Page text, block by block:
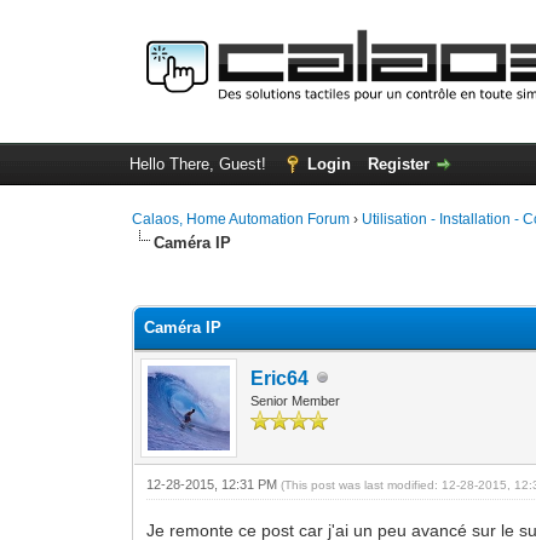
Hello There, Guest! Login Register
Calaos, Home Automation Forum › Utilisation - Installation -
Caméra IP
Caméra IP
Eric64
Senior Member
12-28-2015, 12:31 PM(This post was last modified: 12-28-2015,
Je remonte ce post car j'ai un peu avancé sur le